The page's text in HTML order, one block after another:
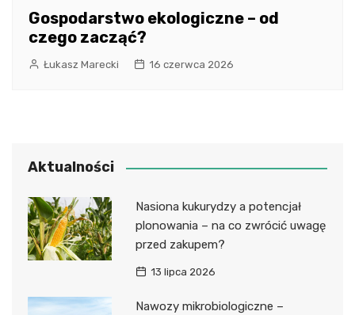
Gospodarstwo ekologiczne – od
czego zacząć?
Łukasz Marecki 16 czerwca 2026
Aktualności
Nasiona kukurydzy a potencjał
plonowania – na co zwrócić uwagę
przed zakupem?
13 lipca 2026
Nawozy mikrobiologiczne –